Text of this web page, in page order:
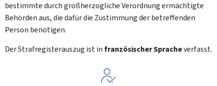
bestimmte durch großherzogliche Verordnung ermächtigte
Behörden aus, die dafür die Zustimmung der betreffenden
Person benötigen.
Der Strafregisterauszug ist in französischer Spracheverfasst.